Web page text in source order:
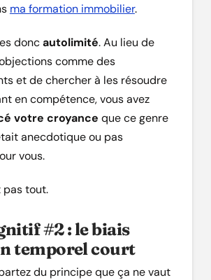
ma formation immobilier.
doncautolimité. Au lieu de
comme des
et de chercher à les résoudre
en compétence, vous avez
votre croyance que ce genre
anecdotique ou pas
vous.
pas tout.
#2 : le biais
temporel court
du principe que ça ne vaut